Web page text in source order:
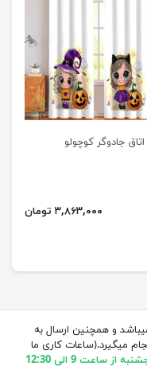
اتاق جادوگر کوچولو
۳,۸۶۳,۰۰۰ تومان
و همچنین ارسال به
میگیرد.(ساعات کاری ما
از ساعت 9 الی 12:30